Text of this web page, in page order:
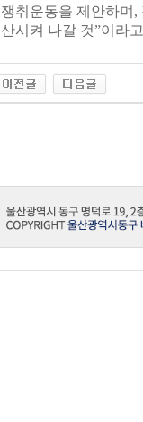
쟁취운동을 제안하며,
산시켜 나갈 것”이라